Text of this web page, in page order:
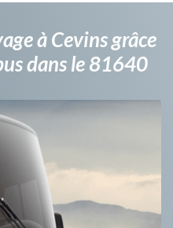
à Cevins grâce
dans le 81640